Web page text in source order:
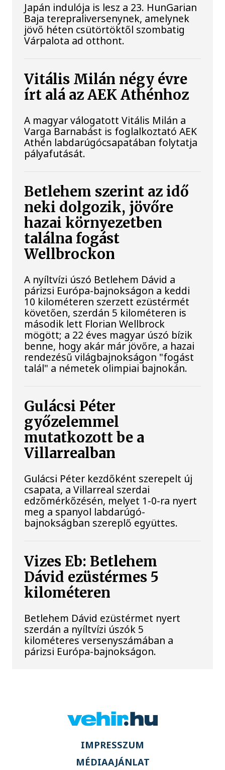
Japán indulója is lesz a 23. HunGarian
Baja terepraliversenynek, amelynek
jövő héten csütörtöktől szombatig
Várpalota ad otthont.
Vitális Milán négy évre
írt alá az AEK Athénhoz
A magyar válogatott Vitális Milán a
Varga Barnabást is foglalkoztató AEK
Athén labdarúgócsapatában folytatja
pályafutását.
Betlehem szerint az idő
neki dolgozik, jövőre
hazai környezetben
találna fogást
Wellbrockon
A nyíltvízi úszó Betlehem Dávid a
párizsi Európa-bajnokságon a keddi
10 kilométeren szerzett ezüstérmét
követően, szerdán 5 kilométeren is
második lett Florian Wellbrock
mögött; a 22 éves magyar úszó bízik
benne, hogy akár már jövőre, a hazai
rendezésű világbajnokságon "fogást
talál" a németek olimpiai bajnokán.
Gulácsi Péter
győzelemmel
mutatkozott be a
Villarrealban
Gulácsi Péter kezdőként szerepelt új
csapata, a Villarreal szerdai
edzőmérkőzésén, melyet 1-0-ra nyert
meg a spanyol labdarúgó-
bajnokságban szereplő együttes.
Vizes Eb: Betlehem
Dávid ezüstérmes 5
kilométeren
Betlehem Dávid ezüstérmet nyert
szerdán a nyíltvízi úszók 5
kilométeres versenyszámában a
párizsi Európa-bajnokságon.
IMPRESSZUM
MÉDIAAJÁNLAT